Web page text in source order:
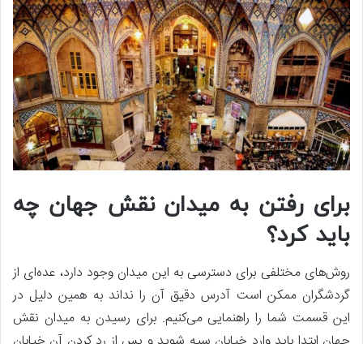
برای رفتن به میدان نقش جهان چه
باید کرد؟
روش‌های مختلفی برای دسترسی به این میدان وجود دارد، عده‌ای از
گردشگران ممکن است آدرس دقیق آن را نداند به همین دلیل در
این قسمت شما را راهنمایی می‌کنیم. برای رسیدن به میدان نقش